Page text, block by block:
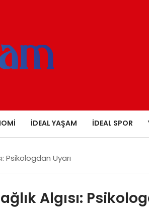
İDEAL YAŞAM İDEAL SPOR
Psikologdan Uyarı
Algısı: